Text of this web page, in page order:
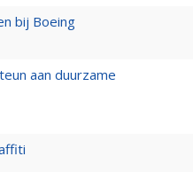
bij Boeing
aan duurzame